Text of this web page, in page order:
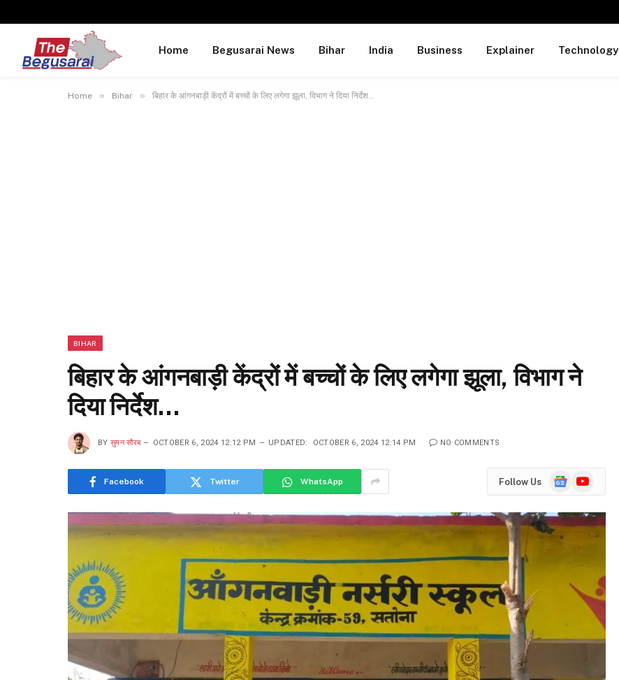
Home Begusarai News Bihar India Business Explainer Technology
Home » Bihar » बिहार के आंगनबाड़ी केंद्रों में बच्चों के लिए लगेगा झूला, विभाग ने दिया निर्देश…
BIHAR
बिहार के आंगनबाड़ी केंद्रों में बच्चों के लिए लगेगा झूला, विभाग ने
दिया निर्देश…
BY सुमन सौरब OCTOBER 6, 2024 12:12 PM UPDATED: OCTOBER 6, 2024 12:14 PM NO COMMENTS
Facebook Twitter WhatsApp Follow Us
GoogleYouTube